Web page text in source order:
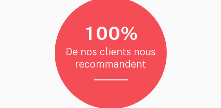
1 00%
De nos clients nous
recommandent